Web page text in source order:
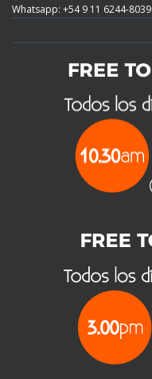
Whatsapp: +54 9 11 6244-8039